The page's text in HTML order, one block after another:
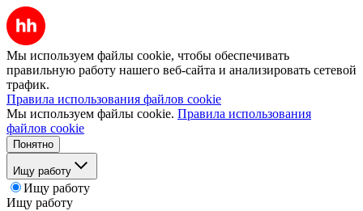
Мы используем файлы cookie, чтобы обеспечивать
правильную работу нашего веб-сайта и анализировать сетевой
трафик.
Правила использования файлов cookie
Мы используем файлы cookie. Правила использования
файлов cookie
Понятно
Ищу работу
Ищу работу
Ищу работу